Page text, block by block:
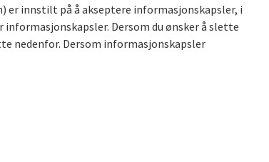
innstilt på å akseptere informasjonskapsler, i
Dersom du ønsker å slette
nedenfor. Dersom informasjonskapsler